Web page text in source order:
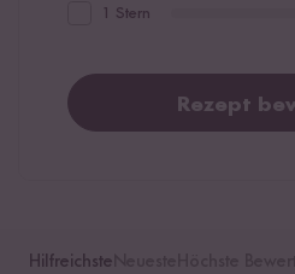
1 Stern
Rezept
Hilfreichste